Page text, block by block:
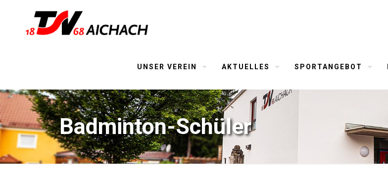
UNSER VEREIN AKTUELLES SPORTANGEBOT
Badminton-Schüler